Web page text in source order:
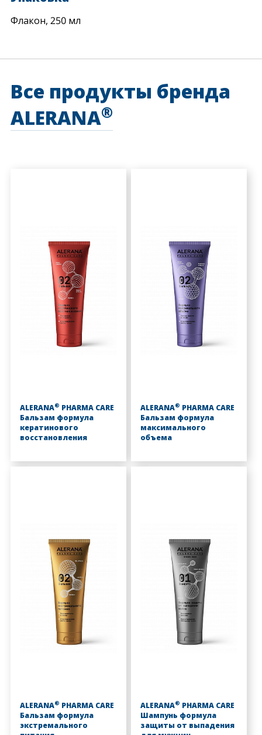
Флакон, 250 мл
Все продукты бренда
ALERANA®
ALERANA® PHARMA CARE
Бальзам формула
кератинового
восстановления
ALERANA® PHARMA CARE
Бальзам формула
максимального
объема
ALERANA® PHARMA CARE
Бальзам формула
экстремального
ALERANA® PHARMA CARE
Шампунь формула
защиты от выпадения